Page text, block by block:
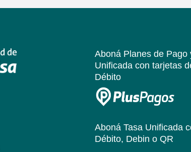
Aboná Planes de Pago
Unificadacon tarjetas
Débito
Aboná Tasa Unificada
Débito, Debin o QR